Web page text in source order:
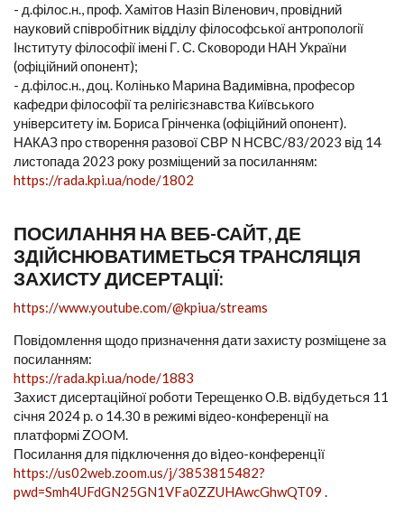
- д.філос.н., проф. Хамітов Назіп Віленович, провідний
науковий співробітник відділу філософської антропології
Інституту філософії імені Г. С. Сковороди НАН України
(офіційний опонент);
- д.філос.н., доц. Колінько Марина Вадимівна, професор
кафедри філософії та релігієзнавства Київського
університету ім. Бориса Грінченка (офіційний опонент).
НАКАЗ про створення разової СВР N НСВС/83/2023 від 14
листопада 2023 року розміщений за посиланням:
https://rada.kpi.ua/node/1802
ПОСИЛАННЯ НА ВЕБ-САЙТ, ДЕ
ЗДІЙСНЮВАТИМЕТЬСЯ ТРАНСЛЯЦІЯ
ЗАХИСТУ ДИСЕРТАЦІЇ:
https://www.youtube.com/@kpiua/streams
Повідомлення щодо призначення дати захисту розміщене за
посиланням:
https://rada.kpi.ua/node/1883
Захист дисертаційної роботи Терещенко О.В. відбудеться 11
січня 2024 р. о 14.30 в режимі відео-конференції на
платформі ZOOM.
Посилання для підключення до вiдео-конференцiї
https://us02web.zoom.us/j/3853815482?
pwd=Smh4UFdGN25GN1VFa0ZZUHAwcGhwQT09 .